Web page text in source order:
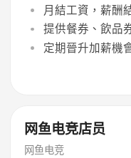
月結工資，薪酬
提供餐券、飲品
定期晉升加薪機
网鱼电竞店员
网鱼电竞